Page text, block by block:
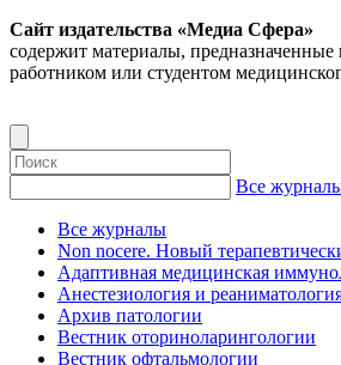
Сайт издательства «Медиа Сфера»
содержит материалы,
работником или студентом
Все
Все журналы
Non nocere. Новый
Адаптивная медицинская
Анестезиология и
Архив патологии
Вестник оториноларингологии
Вестник офтальмологии